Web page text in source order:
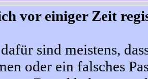
vor einiger Zeit
sind meistens,
oder ein falsches